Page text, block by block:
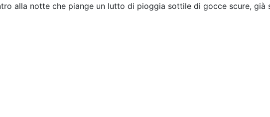
alla notte che piange un lutto di pioggia sottile di gocce scure, già